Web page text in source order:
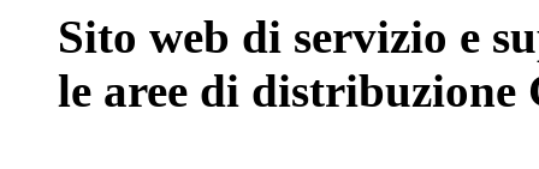
Sito web di servizio e
le aree di distribuzione